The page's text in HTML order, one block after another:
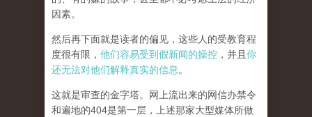
因素。
然后再下面就是读者的偏见，这些人的受教育程
度很有限， 他们容易受到假新闻的操控 ，并且 你
还无法对他们解释真实的信息 。
这就是审查的金字塔。网上流出来的网信办禁令
和遍地的404是第一层，上述那家大型媒体所做